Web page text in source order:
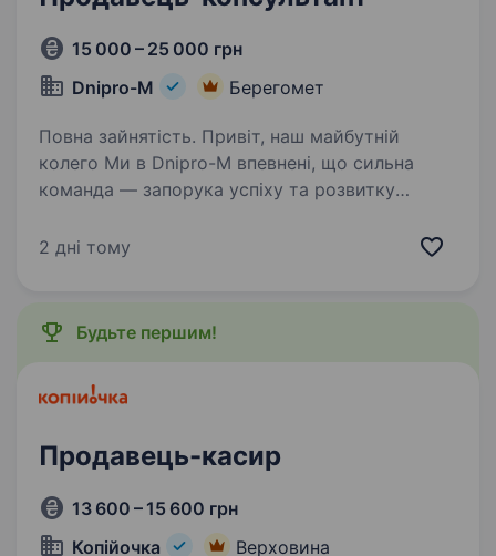
15 000 – 25 000 грн
Dnipro-M
Берегомет
Повна зайнятість. Привіт, наш майбутній
колего Ми в Dnipro-M впевнені, що сильна
команда — запорука успіху та розвитку
зараз ми в пошуках уважного до деталей,
2 дні тому
Будьте першим!
Продавець-касир
13 600 – 15 600 грн
Копійочка
Верховина